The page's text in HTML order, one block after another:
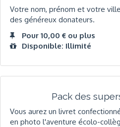
Votre nom, prénom et votre
des généreux donateurs.
Pour 10,00 € ou plus
Disponible: Illimité
Pack des
Vous aurez un livret
en photo l'aventure écolo-